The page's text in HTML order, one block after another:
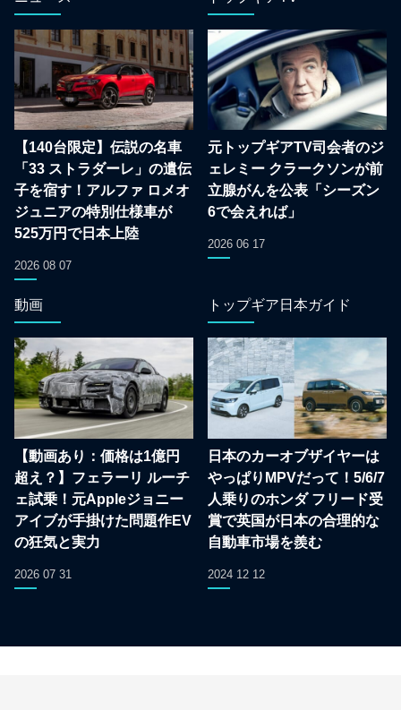
【140台限定】伝説の名車
「33 ストラダーレ」の遺伝
子を宿す！アルファ ロメオ
ジュニアの特別仕様車が
525万円で日本上陸
2026 08 07
元トップギアTV司会者のジ
ェレミー クラークソンが前
立腺がんを公表「シーズン
6で会えれば」
2026 06 17
動画
【動画あり：価格は1億円
超え？】フェラーリ ルーチ
ェ試乗！元Appleジョニー
アイブが手掛けた問題作EV
の狂気と実力
2026 07 31
トップギア日本ガイド
日本のカーオブザイヤーは
やっぱりMPVだって！5/6/7
人乗りのホンダ フリード受
賞で英国が日本の合理的な
自動車市場を羨む
2024 12 12